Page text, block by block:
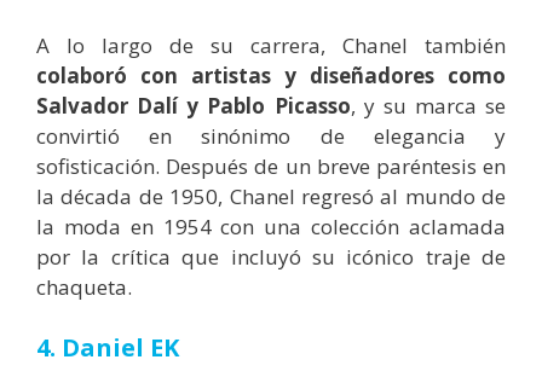
A lo largo de su carrera, Chanel también
colaboró con artistas y diseñadores como
Salvador Dalí y Pablo Picasso, y su marca se
convirtió en sinónimo de elegancia y
sofisticación. Después de un breve paréntesis en
la década de 1950, Chanel regresó al mundo de
la moda en 1954 con una colección aclamada
por la crítica que incluyó su icónico traje de
chaqueta.
4. Daniel EK